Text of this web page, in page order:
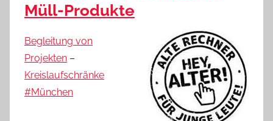
Müll-Produkte
Begleitung von
Projekten –
Kreislaufschränke
#München